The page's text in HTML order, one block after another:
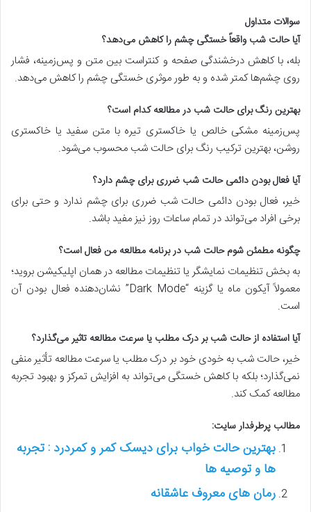
سوالات متداول
آیا حالت شب واقعاً خستگی چشم را کاهش می‌دهد؟
بله، با کاهش درخشندگی صفحه و کنتراست بین متن و پس‌زمینه، فشار
روی چشم‌ها کمتر شده و به طور موثری خستگی چشم را کاهش می‌دهد.
بهترین رنگ برای حالت شب در مطالعه کدام است؟
پس‌زمینه مشکی خالص یا خاکستری تیره با متن سفید یا خاکستری
روشن، بهترین ترکیب رنگ برای حالت شب محسوب می‌شود.
آیا فعال بودن دائمی حالت شب ضرری برای چشم دارد؟
خیر، فعال بودن دائمی حالت شب ضرری برای چشم ندارد و حتی برای
برخی افراد می‌تواند در تمام ساعات روز نیز مفید باشد.
چگونه مطمئن شوم حالت شب در برنامه مطالعه من فعال است؟
به بخش تنظیمات نمایشگر یا تنظیمات مطالعه در همان اپلیکیشن بروید؛
معمولاً آیکون ماه یا گزینه “Dark Mode” نشان‌دهنده فعال بودن آن
است.
آیا استفاده از حالت شب بر درک مطلب یا سرعت مطالعه تاثیر می‌گذارد؟
خیر، حالت شب به خودی خود بر درک مطلب یا سرعت مطالعه تأثیر منفی
نمی‌گذارد؛ بلکه با کاهش خستگی می‌تواند به افزایش تمرکز و بهبود تجربه
مطالعه کمک کند.
مطالب پرطرفدار سایت:
بهترین حالت خواب برای دیسک کمر و کمردرد : تجربه
ها و توصیه ها
رمان های معروف عاشقانه